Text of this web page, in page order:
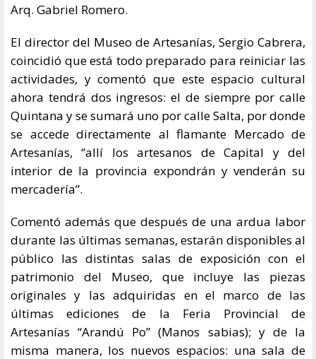
Arq. Gabriel Romero.
El director del Museo de Artesanías, Sergio Cabrera,
coincidió que está todo preparado para reiniciar las
actividades, y comentó que este espacio cultural
ahora tendrá dos ingresos: el de siempre por calle
Quintana y se sumará uno por calle Salta, por donde
se accede directamente al flamante Mercado de
Artesanías, “allí los artesanos de Capital y del
interior de la provincia expondrán y venderán su
mercadería”.
Comentó además que después de una ardua labor
durante las últimas semanas, estarán disponibles al
público las distintas salas de exposición con el
patrimonio del Museo, que incluye las piezas
originales y las adquiridas en el marco de las
últimas ediciones de la Feria Provincial de
Artesanías “Arandú Po” (Manos sabias); y de la
misma manera, los nuevos espacios: una sala de